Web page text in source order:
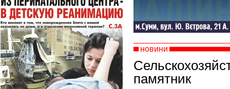
новини
памятник